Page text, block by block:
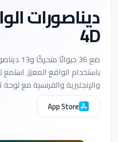
ديناصورات
4D
ضع 36
باستخدام الواقع المعزز. استمع
والإنجليزية والفرنسية مع لوحة
App Store